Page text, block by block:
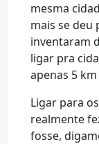
mesma
mais se deu
inventaram
ligar pra
apenas 5
Ligar para
realmente
fosse,